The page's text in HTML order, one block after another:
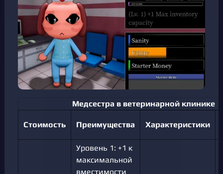
Медсестра в ветеринарной клинике
Стоимость Преимущества Характеристики
Уровень 1: +1 к
максимальной
вместимости